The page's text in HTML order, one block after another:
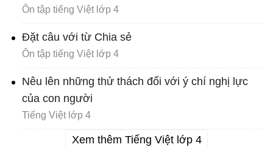
Ôn tập tiếng Việt lớp 4
Đặt câu với từ Chia sẻ
Ôn tập tiếng Việt lớp 4
Nêu lên những thử thách đối với ý chí nghị lực
của con người
Tiếng Việt lớp 4
Xem thêm Tiếng Việt lớp 4